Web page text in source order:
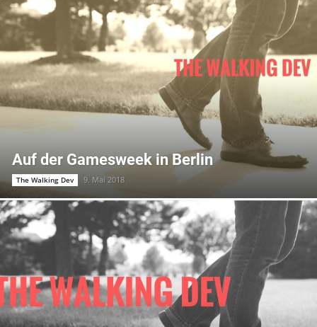
Auf der Gamesweek in Berlin
The Walking Dev 9. Mai 2018